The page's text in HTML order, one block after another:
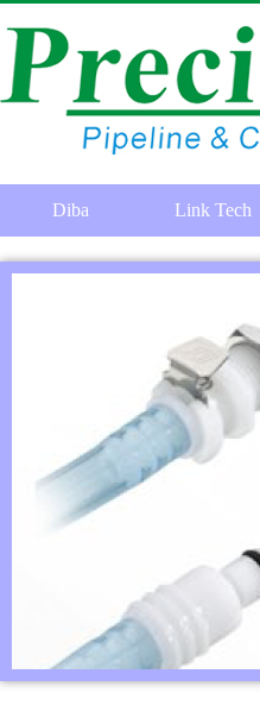
Diba Link Tech